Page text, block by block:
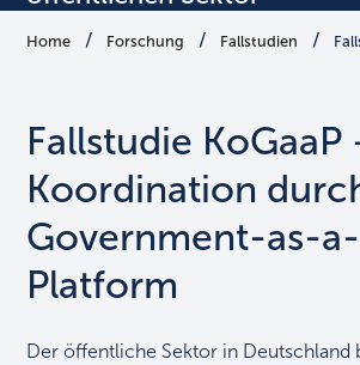
Home Forschung Fallstudien
Fallstudie KoGaaP
Koordination
Government-as-a-
Platform
Der öffentliche Sektor in Deutschland